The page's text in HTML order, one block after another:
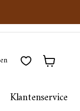
Klantenservice